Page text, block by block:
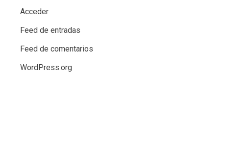
Acceder
Feed de entradas
Feed de comentarios
WordPress.org